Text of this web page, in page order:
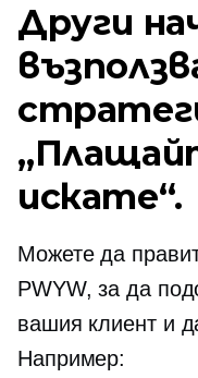
Други
искате“.
Можете да
PWYW, за да
вашия клиент и
Например: